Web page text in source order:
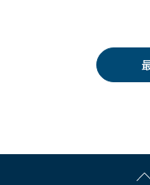
k
erk
et a